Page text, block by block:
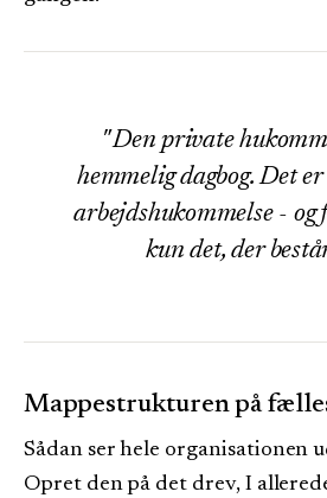
Den private
hemmelig dagbog. Det
arbejdshukommelse -
kun det, der
Mappestrukturen på
Sådan ser hele organisationen
Opret den på det drev, I